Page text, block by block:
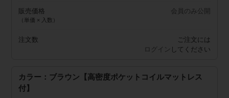
販売価格
（単価 × 入数）
会員のみ公開
注文数
ご注文には
ログイン してください
カラー：ブラウン【高密度ポケットコイルマットレス
付】